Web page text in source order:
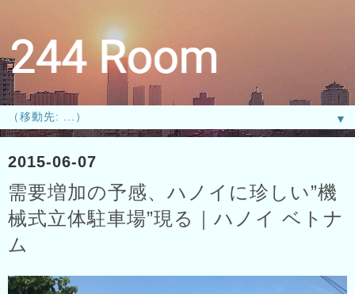
▼
2015-06-07
需要増加の予感、ハノイに珍しい”機
械式立体駐車場”現る｜ハノイ ベトナ
ム